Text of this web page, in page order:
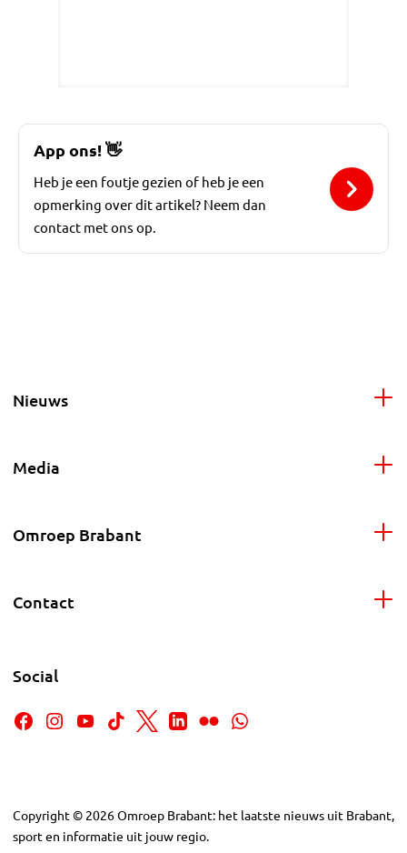
App ons!👋
Heb je een foutje gezien of heb je een
opmerking over dit artikel? Neem dan
contact met ons op.
Nieuws
Media
Omroep Brabant
Contact
Social
Copyright © 2026Omroep Brabant: het laatste nieuws uit Brabant,
sport en informatie uit jouw regio.